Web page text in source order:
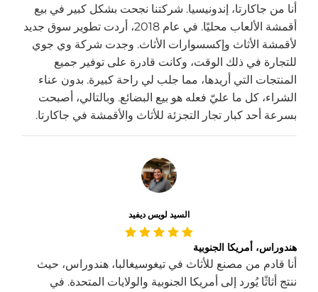
أنا من جاكارتا، إندونيسيا. شركتنا نجحت بشكل كبير في بيع
أقمشة الألعاب محليًا. في عام 2018، أردت تطوير سوق جديد
لأقمشة الأثاث وإكسسوارات الأثاث. وجدت شركة وي جوي
للتجارة في ذلك الوقت، وكانت قادرة على توفير جميع
المنتجات التي أريدها، مما جلب لي راحة كبيرة. بدون عناء
الشراء، كل ما عليّ فعله هو بيع البضائع. وبالتالي، أصبحت
بسرعة أحد كبار تجار التجزئة للأثاث والأقمشة في جاكارتا.
السيد لويس ديفيد
هندوراس، أمريكا الجنوبية
أنا قادم من مصنع للأثاث في تيغوسيغالبا، هندوراس، حيث
ننتج أثاثًا يُورد إلى أمريكا الجنوبية والولايات المتحدة. في